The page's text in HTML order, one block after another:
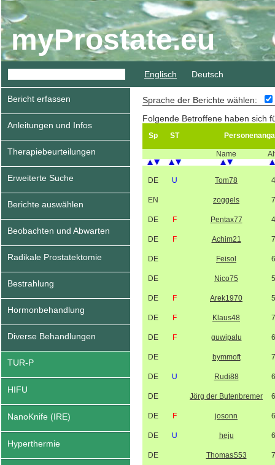
myProstate.eu
Englisch Deutsch
Bericht erfassen
Anleitungen und Infos
Therapiebeurteilungen
Erweiterte Suche
Berichte auswählen
Beobachten und Abwarten
Radikale Prostatektomie
Bestrahlung
Hormonbehandlung
Diverse Behandlungen
TUR-P
HIFU
NanoKnife (IRE)
Hyperthermie
Sprache der Berichte wählen:
Folgende Betroffene haben sich
Sp ST
Name
DE U Tom78
EN zoggels
DE F Pentax77
DE F Achim21
DE Feisol
DE Nico75
DE F Arek1970
DE F Klaus48
DE F guwipalu
DE bymmoft
DE U Rudi88
DE Jörg der Butenbremer
DE F josonn
DE U heju
DE ThomasS53